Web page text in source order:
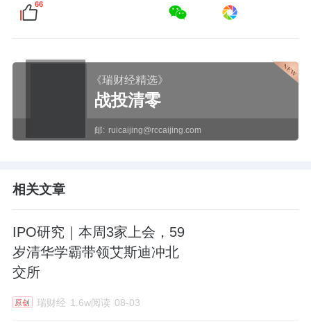
66
《瑞财经精选》
战投清零
邮: ruicaijing@rccaijing.com
相关文章
IPO研究｜本周3家上会，59
岁清华学霸带领艾斯迪冲北
交所
原创 瑞财经 1.6w阅读 08-03